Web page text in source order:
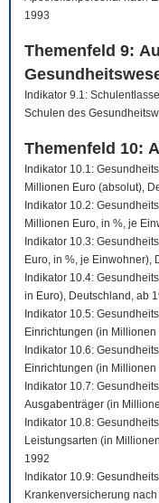
1993
Themenfeld 9:
Indikator 9.1:
Schulen des
Themenfeld 10:
Indikator 10.1:
Millionen Euro (absolut),
Indikator 10.2:
Millionen Euro, in %, je
Indikator 10.3:
Euro, in %, je Einwohner),
Indikator 10.4:
in Euro), Deutschland, ab
Indikator 10.5:
Einrichtungen (in
Indikator 10.6:
Einrichtungen (in
Indikator 10.7:
Ausgabenträger (in
Indikator 10.8:
Leistungsarten (in
1992
Indikator 10.9:
Krankenversicherung